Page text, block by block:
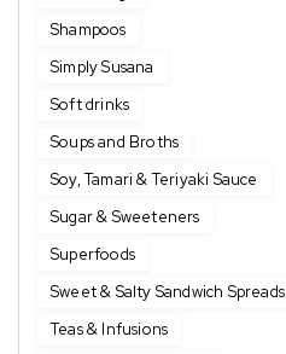
Shampoos
Simply Susana
Soft drinks
Soups and Broths
Soy, Tamari & Teriyaki Sauce
Sugar & Sweeteners
Superfoods
Sweet & Salty Sandwich Spreads
Teas & Infusions